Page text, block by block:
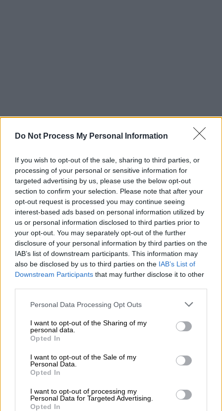
Do Not Process My Personal Information
If you wish to opt-out of the sale, sharing to third parties, or
processing of your personal or sensitive information for
targeted advertising by us, please use the below opt-out
section to confirm your selection. Please note that after your
opt-out request is processed you may continue seeing
interest-based ads based on personal information utilized by
us or personal information disclosed to third parties prior to
your opt-out. You may separately opt-out of the further
disclosure of your personal information by third parties on the
IAB’s list of downstream participants. This information may
also be disclosed by us to third parties on the IAB’s List of
Downstream Participants that may further disclose it to other
Please note that this website/app uses one or more Google
not limited to your visit or usage behaviour. You may click to
grant or deny consent to Google and its third-party tags to
use your data for below specified purposes in below Google
consent section.
Personal Data Processing Opt Outs
I want to opt-out of the Sharing of my
personal data.
Opted In
I want to opt-out of the Sale of my
Personal Data.
Opted In
I want to opt-out of processing my
Personal Data for Targeted Advertising.
Opted In
Σύμφωνα με το BBC, από δημοσκοπήσεις
ενδιαφέρονταν περισσότερο για το
δικαστικό δράμα απ΄ό,τι για τον πόλεμο στην
Ουκρανίαή για το ενδεχόμενο μιας
ιστορικής απόφασης για τις αμβλώσεις από
το αμερικανικό Ανώτατο Δικαστήριο. Η
κάλυψη της δίκης, η οποία μεταδιδόταν
«ζωντανά» από την τηλεόραση, σημείωσε
δισεκατομμύρια θεάσεις στα μέσα
κοινωνικής δικτύωσης. Στην πολύκροτη
δίκη κατέθεσανατζέντηδες του Χόλιγουντ
λογιστές και δικηγόροι, οι οποίοι κλήθηκαν
να αξιολογήσουν αν ο Ντεπ και η Χερντ
ζημίωσαν ο ένας την καριέρα του άλλου.
Οι ένορκοι άκουσαν από την πλευρά του
Ντεπ ότι εκείνος έχασε 22,5 εκατομμύρια
δολάριαγια την έκτη συνέχεια της ταινίας
Οι Πειρατές της Καραϊβικής
ισχυρισμών της Χερντ για κακοποίηση. Αλλά
η νομική ομάδα της Χερντ παρουσίασε